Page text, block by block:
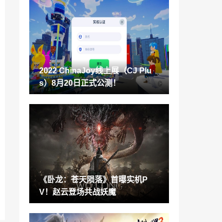
Deck 13新作《尘封大陆》上线Steam 202
3年发售
2022-08-29
《间谍过家家》第二部分预告与视觉图 10
月1日开播
2022-08-29
开放世界钓鱼悬疑游戏《Dredge》公布 2
023年发售
2022-08-29
《JOJO群星之战R》公开波纹使者西撒齐
贝林预告
2022-08-29
类魂新作《匹诺曹的谎言》再曝全新实机
演示片段
2022-08-28
《鬼灭之刃：火神血风谭》官方大赛公布
9月10日在线举行
《幻影地狱猫》加长版预告片 展示更多游
2022 ChinaJoy线上展（CJ Plu
s）8月20日正式公测！
《卧龙：苍天陨落》首曝实机P
V！赵云登场共战妖魔